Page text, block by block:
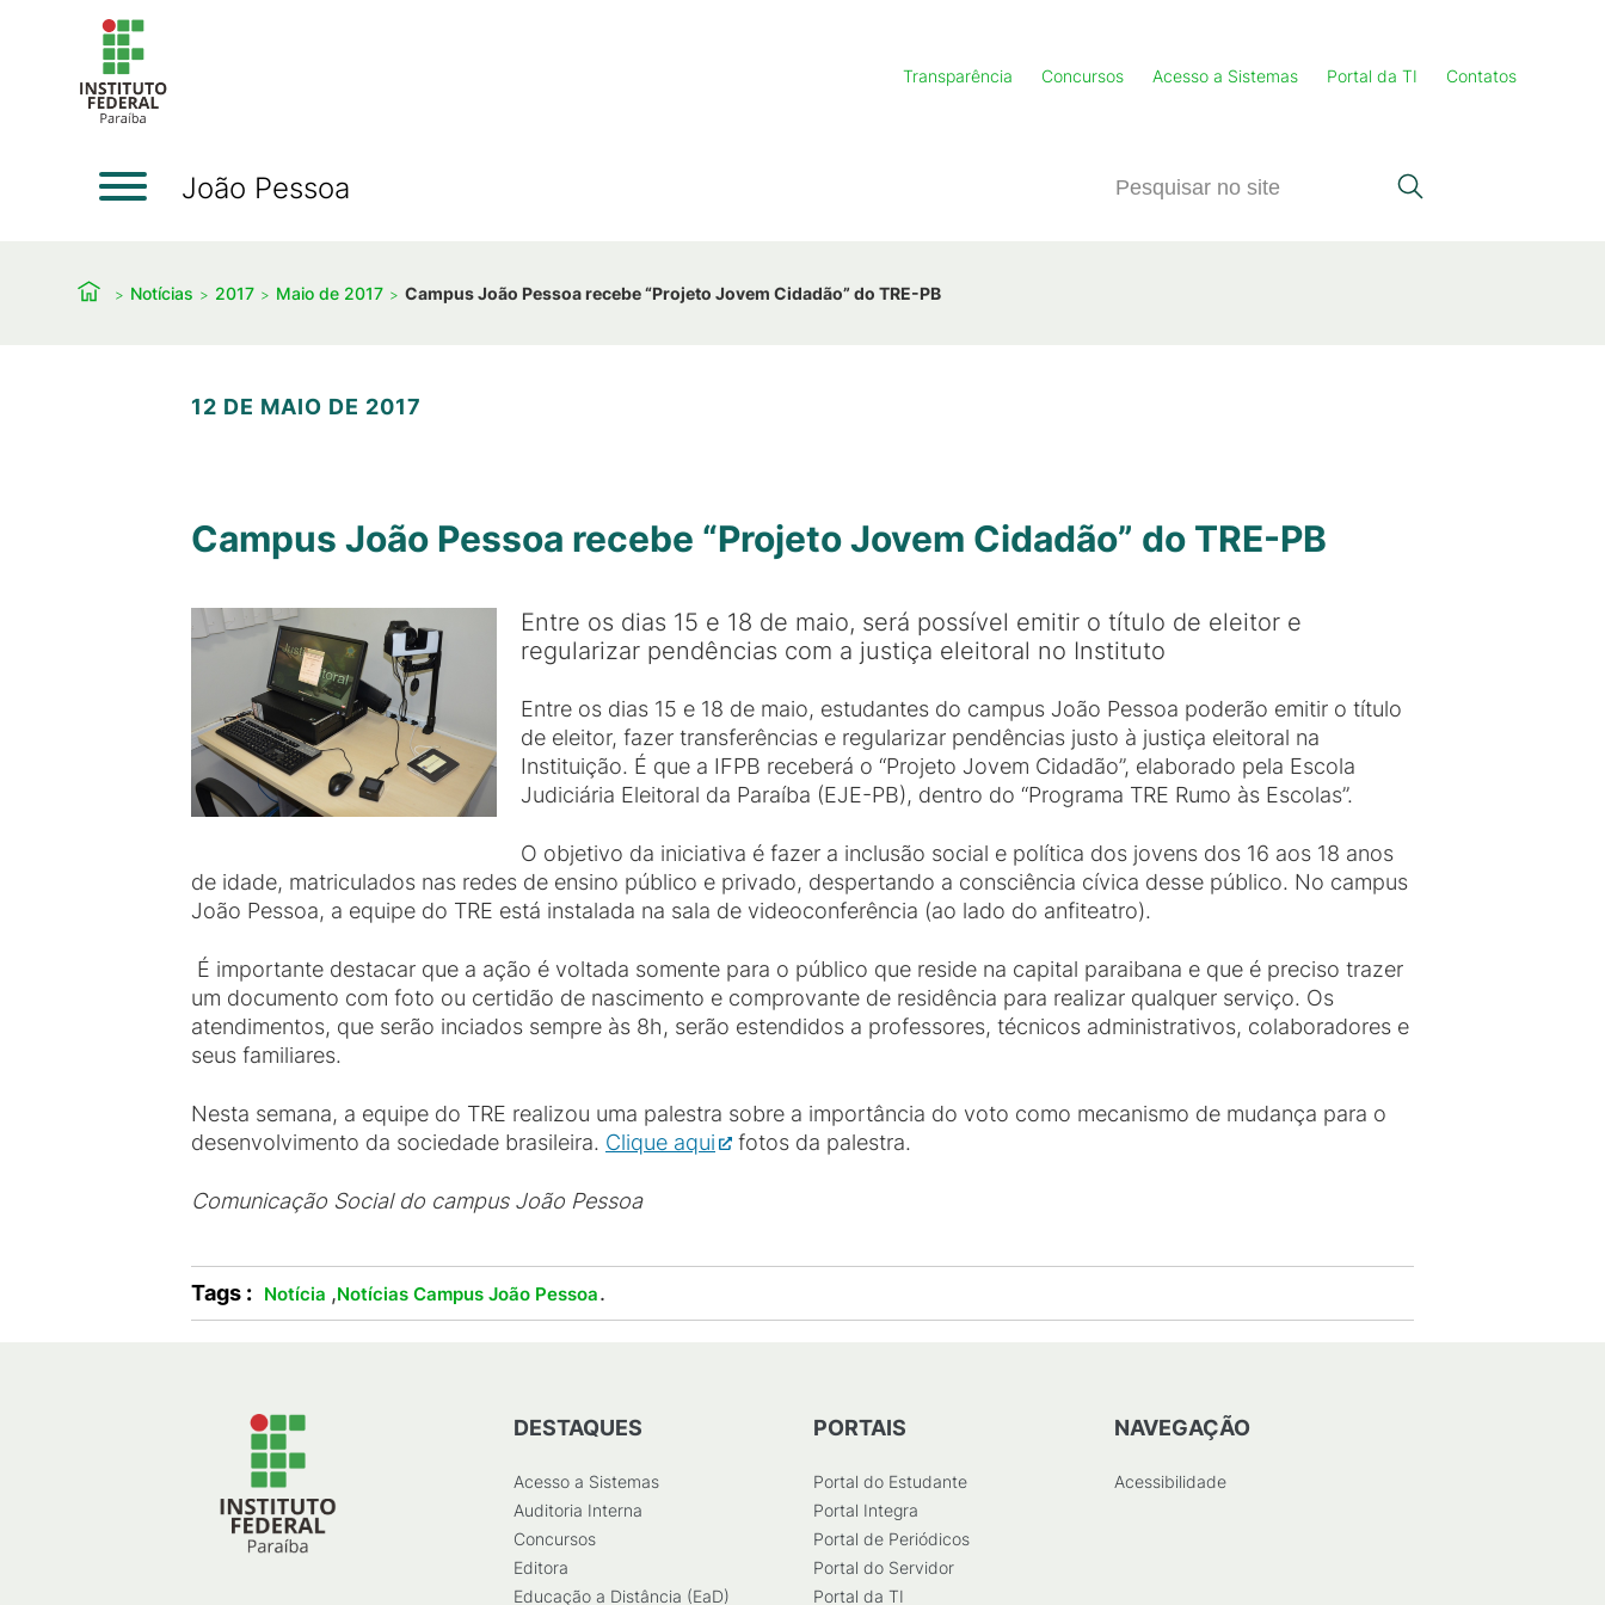
Transparência Concursos Acesso a Sistemas Portal da TI Contatos
João Pessoa
Notícias 2017 Maio de 2017 Campus João Pessoa recebe “Projeto Jovem Cidadão” do TRE-PB
12 DE MAIO DE 2017
Campus João Pessoa recebe “Projeto Jovem Cidadão” do TRE-PB
Entre os dias 15 e 18 de maio, será possível emitir o título de eleitor e
regularizar pendências com a justiça eleitoral no Instituto
Entre os dias 15 e 18 de maio, estudantes do campus João Pessoa poderão emitir o título
de eleitor, fazer transferências e regularizar pendências justo à justiça eleitoral na
Instituição. É que a IFPB receberá o “Projeto Jovem Cidadão”, elaborado pela Escola
Judiciária Eleitoral da Paraíba (EJE-PB), dentro do “Programa TRE Rumo às Escolas”.
O objetivo da iniciativa é fazer a inclusão social e política dos jovens dos 16 aos 18 anos
de idade, matriculados nas redes de ensino público e privado, despertando a consciência cívica desse público. No campus
João Pessoa, a equipe do TRE está instalada na sala de videoconferência (ao lado do anfiteatro).
É importante destacar que a ação é voltada somente para o público que reside na capital paraibana e que é preciso trazer
um documento com foto ou certidão de nascimento e comprovante de residência para realizar qualquer serviço. Os
atendimentos, que serão inciados sempre às 8h, serão estendidos a professores, técnicos administrativos, colaboradores e
seus familiares.
Nesta semana, a equipe do TRE realizou uma palestra sobre a importância do voto como mecanismo de mudança para o
desenvolvimento da sociedade brasileira. Clique aqui fotos da palestra.
Comunicação Social do campus João Pessoa
Tags : Notícia ,Notícias Campus João Pessoa.
DESTAQUES
Acesso a Sistemas
Auditoria Interna
Concursos
Editora
Educação a Distância (EaD)
PORTAIS
Portal do Estudante
Portal Integra
Portal de Periódicos
Portal do Servidor
Portal da TI
NAVEGAÇÃO
Acessibilidade